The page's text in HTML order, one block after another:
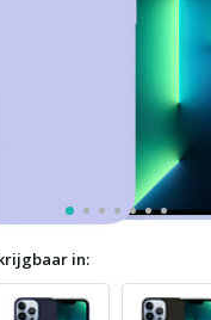
in: